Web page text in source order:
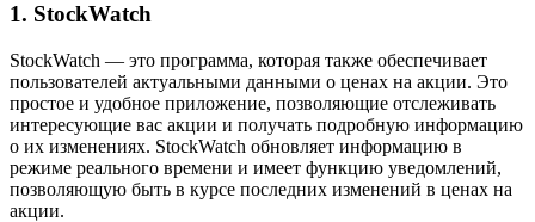
1. StockWatch
StockWatch — это программа, которая также обеспечивает
пользователей актуальными данными о ценах на акции. Это
простое и удобное приложение, позволяющие отслеживать
интересующие вас акции и получать подробную информацию
о их изменениях. StockWatch обновляет информацию в
режиме реального времени и имеет функцию уведомлений,
позволяющую быть в курсе последних изменений в ценах на
акции.